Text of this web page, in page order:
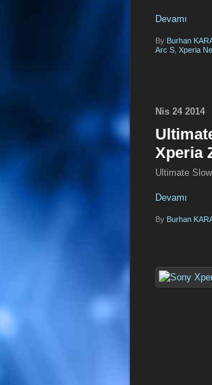
Devamı
By Burhan
Arc S Xperia
Nis 24 2014
Xperia
Ultimate
Devamı
By Burhan